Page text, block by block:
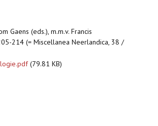
Gaens (eds.), m.m.v. Francis
214 (= Miscellanea Neerlandica, 38 /
(79.81 KB)